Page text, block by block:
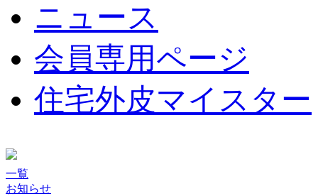
ニュース
会員専用ページ
住宅外皮マイスター
一覧
お知らせ